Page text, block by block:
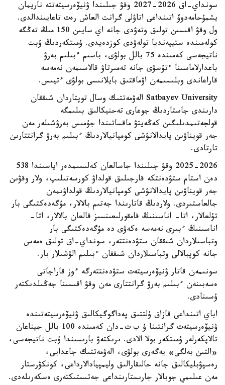
سونداي-اق 2026-2027 وقۋ جىلىندا ۋنيۆەرسيتەتتە ناريمان
يشمۇحامەدوۆ اتىنداعى اتاۋلى گرانت العاش رەت تاعايىندالدى.
ول وقۋ اقىسىن تولىق وتەۋدى جانە اي سايىن 150 مىڭ تەڭگە
كولەمىندە ستيپەنديا تولەۋدى كوزدەيدى. ۇمىتكەردىڭ ۇبت
ناتيجەسى كەمىندە 75 بالل بولۋى، باسىم ءبىلىم بەرۋ
باعدارلاماسىنا ءتۇسۋى جانە تەمىرتاۋ قالاسىمەن نەمەسە
قاراعاندى وبلىسىمەن اۋماقتىق بايلانىسى بولۋى ءتيىس.
Satbayev University الەۋمەتتىك وسال توپتاردان شىققان
دارىندى جاستاردىڭ جوعارى تەحنيكالىق بىلىمگە
قولجەتىمدىلىگىن كەڭەيتۋ ماقساتىندا جۇمىس بەرۋشىلەر مەن
جەر قويناۋىن پايدالانۋشى كومپانيالاردىڭ ءبىلىم بەرۋ گرانتتارىن
تارتادى.
2025-2026 وقۋ جىلىندا جاسالعان كەلىسىمدەر اياسىندا 538
دەن استام ستۋدەنتكە قارجىلىق قولداۋ كورسەتىلىپ، ولار وقۋىن
جەر قويناۋىن پايدالانۋشى كومپانيالاردىڭ قولداۋىمەن
جالعاستىردى. ولاردىڭ قاتارىندا جەتىم بالالار، مۇگەدەكتىگى بار
تۇلعالار، اتا- اناسىنىڭ قامقورلىعىنسىز قالعان بالالار، اتا-
اناسىنىڭ ءبىرى نەمەسە ەكەۋى دە مۇگەدەكتىگى بار
وتباسىلاردان شىققان ستۋدەنتتەر، سونداي-اق تولىق ەمەس
جانە كوپبالالى وتباسىلاردان شىققان ءبىلىم الۋشىلار بار.
سونىمەن قاتار ۋنيۆەرسيتەت ستۋدەنتتەرگە ءوز قاراجاتى
ەسەبىنەن ءبىلىم بەرۋ گرانتتارى مەن وقۋ اقىسىنا جەڭىلدىكتەر
ۇسىنادى.
اباي اتىنداعى قازاق ۇلتتىق پەداگوگيكالىق ۋنيۆەرسيتەتىندە
ۋنيۆەرسيتەت گرانتىنا ۇ ب ت-دان كەمىندە 100 بالل جيناعان
تالاپكەرلەر ۇمىتكەر بولا الادى. ىرىكتەۋ بارىسىندا ۇبت ناتيجەسى،
«التىن بەلگى» يەگەرى بولۋى، الەۋمەتتىك جاعدايى،
رەسپۋبليكالىق جانە حالىقارالىق وليمپيادالارداعى، كونكۋرستار
مەن عىلىمي جوبالار جارىستارىنداعى جەتىستىكتەرى ەسكەرىلەدى.